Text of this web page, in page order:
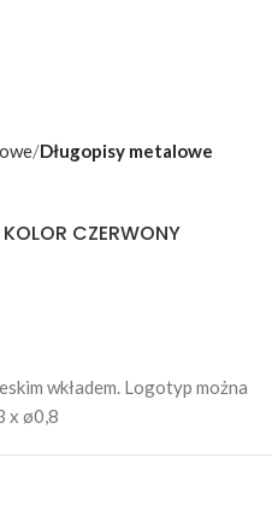
Długopisy metalowe
CZERWONY
wkładem. Logotyp można
x ø0,8